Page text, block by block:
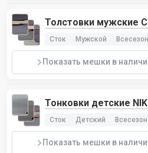
Толстовки мужские
Сток Мужской Всесезон
Показать мешки в
Тонковки детские
Сток Детский Всесезон
Показать мешки в